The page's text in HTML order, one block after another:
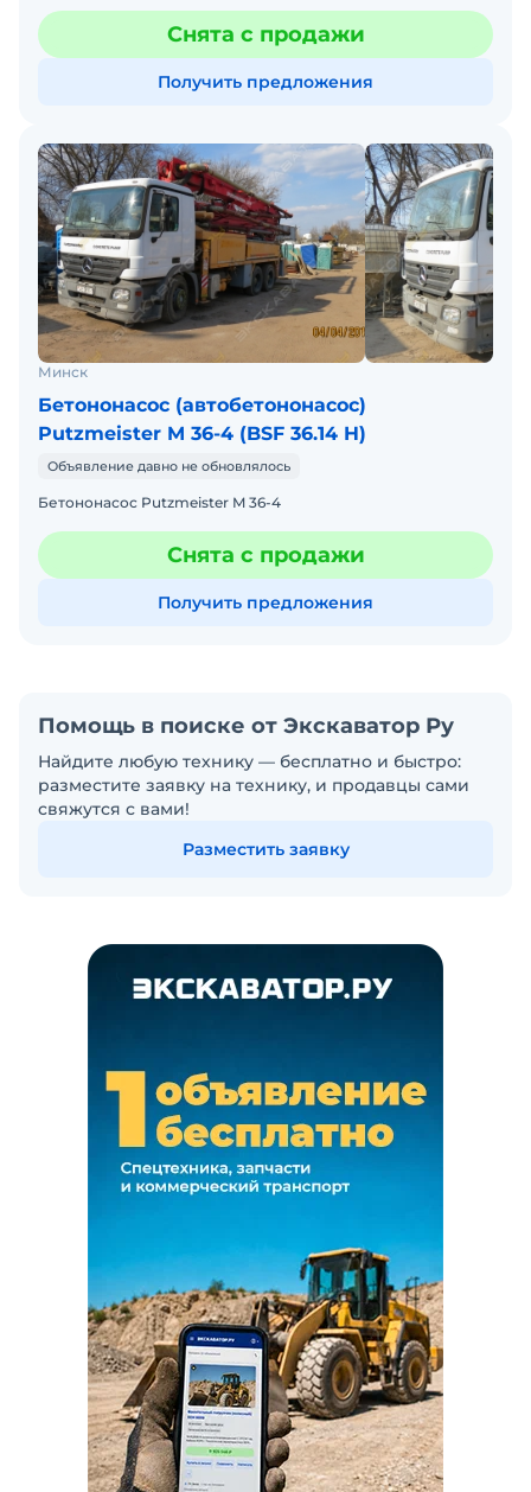
Снята с продажи
Получить предложения
Минск
Бетононасос (автобетононасос)
Putzmeister M 36-4 (BSF 36.14 H)
Объявление давно не обновлялось
Бетононасос Putzmeister M 36-4
Снята с продажи
Получить предложения
Помощь в поиске от Экскаватор Ру
Найдите любую технику — бесплатно и быстро:
разместите заявку на технику, и продавцы сами
свяжутся с вами!
Разместить заявку